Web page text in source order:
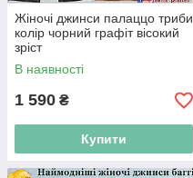
Жіночі джинси палаццо триби
колір чорний графіт вісокий
зріст
В наявності
1 590 ₴
Купити